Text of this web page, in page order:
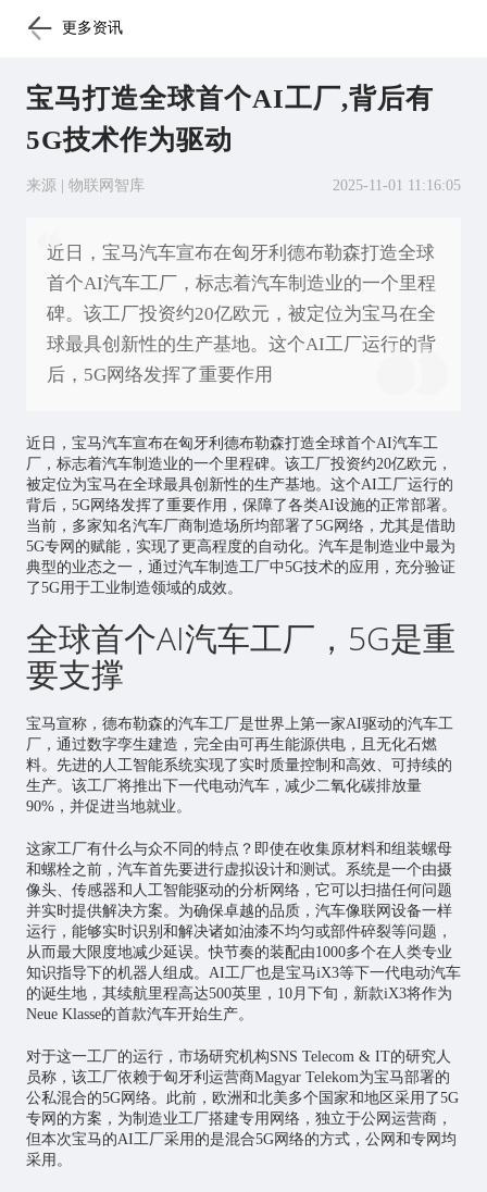
更多资讯
宝马打造全球首个AI工厂,背后有
5G技术作为驱动
来源 | 物联网智库 2025-11-01 11:16:05
近日，宝马汽车宣布在匈牙利德布勒森打造全球
首个AI汽车工厂，标志着汽车制造业的一个里程
碑。该工厂投资约20亿欧元，被定位为宝马在全
球最具创新性的生产基地。这个AI工厂运行的背
后，5G网络发挥了重要作用
近日，宝马汽车宣布在匈牙利德布勒森打造全球首个AI汽车工
厂，标志着汽车制造业的一个里程碑。该工厂投资约20亿欧元，
被定位为宝马在全球最具创新性的生产基地。这个AI工厂运行的
背后，5G网络发挥了重要作用，保障了各类AI设施的正常部署。
当前，多家知名汽车厂商制造场所均部署了5G网络，尤其是借助
5G专网的赋能，实现了更高程度的自动化。汽车是制造业中最为
典型的业态之一，通过汽车制造工厂中5G技术的应用，充分验证
了5G用于工业制造领域的成效。
全球首个AI汽车工厂，5G是重
要支撑
宝马宣称，德布勒森的汽车工厂是世界上第一家AI驱动的汽车工
厂，通过数字孪生建造，完全由可再生能源供电，且无化石燃
料。先进的 人工智能系统实现了实时质量控制和高效、可持续的
生产。该工厂将推出下一代电动汽车，减少二氧化碳排放量
90%，并促进当地就业。
这家工厂有什么与众不同的特点？即使在收集原材料和组装螺母
和螺栓之前，汽车首先要进行虚拟设计和测试。系统是一个由摄
像头、传感器和人工智能驱动的分析网络，它可以扫描任何问题
并实时提供解决方案。为确保卓越的品质，汽车像联网设备一样
运行，能够实时识别和解决诸如油漆不均匀或部件碎裂等问题，
从而最大限度地减少延误。快节奏的装配由1000多个在人类专业
知识指导下的机器人组成。AI工厂也是宝马iX3等下一代电动汽车
的诞生地，其续航里程高达500英里，10月下旬，新款iX3将作为
Neue Klasse的首款汽车开始生产。
对于这一工厂的运行，市场研究机构SNS Telecom & IT的研究人
员称，该工厂依赖于匈牙利运营商Magyar Telekom为宝马部署的
公私混合的5G网络。此前，欧洲和北美多个国家和地区采用了5G
专网的方案，为制造业工厂搭建专用网络，独立于公网运营商，
但本次宝马的AI工厂采用的是混合5G网络的方式，公网和专网均
采用。